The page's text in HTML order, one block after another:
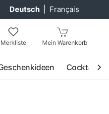
Deutsch Français
Merkliste Mein Warenkorb
Cocktail